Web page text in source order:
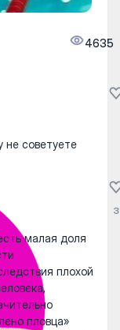
4635
не советуете
малая доля
плохой
пловца»
3